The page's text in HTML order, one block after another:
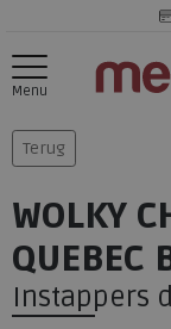
Menu
Terug
WOLKY
QUEBEC
Instappers